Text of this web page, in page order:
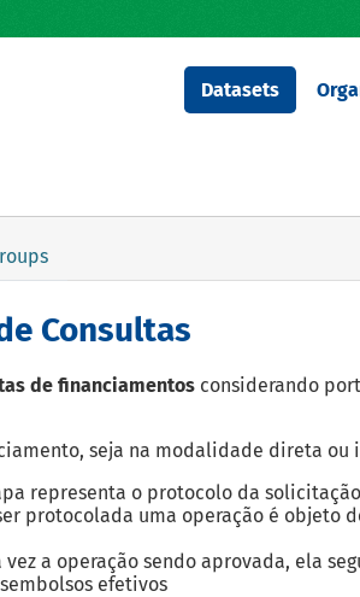
Datasets
Consultas
de financiamentosconsiderando
seja na modalidade direta
representa o protocolo da
protocolada uma operação é objeto
vez a operação sendo aprovada, ela
efetivos